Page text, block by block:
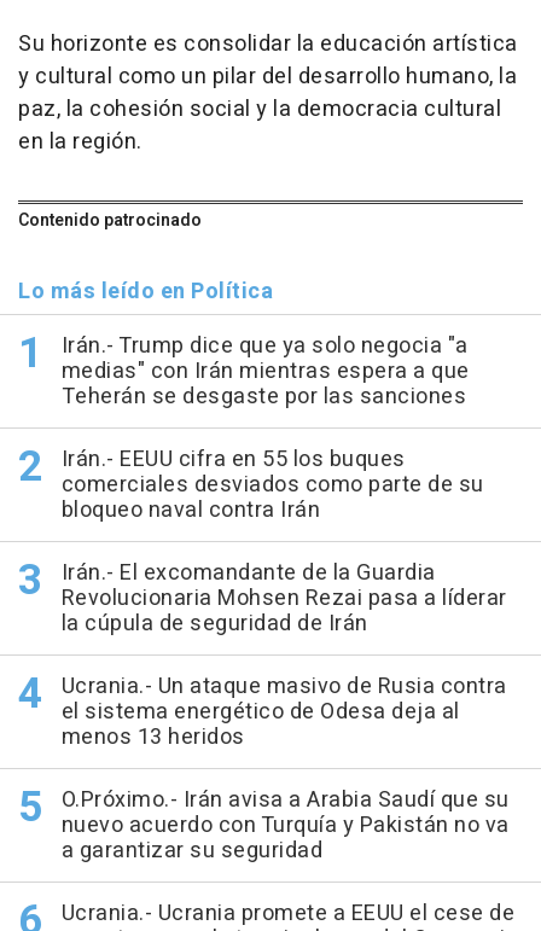
Su horizonte es consolidar la educación artística
y cultural como un pilar del desarrollo humano, la
paz, la cohesión social y la democracia cultural
en la región.
Contenido patrocinado
Lo más leído en Política
Irán.- Trump dice que ya solo negocia "a
medias" con Irán mientras espera a que
Teherán se desgaste por las sanciones
Irán.- EEUU cifra en 55 los buques
comerciales desviados como parte de su
bloqueo naval contra Irán
Irán.- El excomandante de la Guardia
Revolucionaria Mohsen Rezai pasa a líderar
la cúpula de seguridad de Irán
Ucrania.- Un ataque masivo de Rusia contra
el sistema energético de Odesa deja al
menos 13 heridos
O.Próximo.- Irán avisa a Arabia Saudí que su
nuevo acuerdo con Turquía y Pakistán no va
a garantizar su seguridad
Ucrania.- Ucrania promete a EEUU el cese de